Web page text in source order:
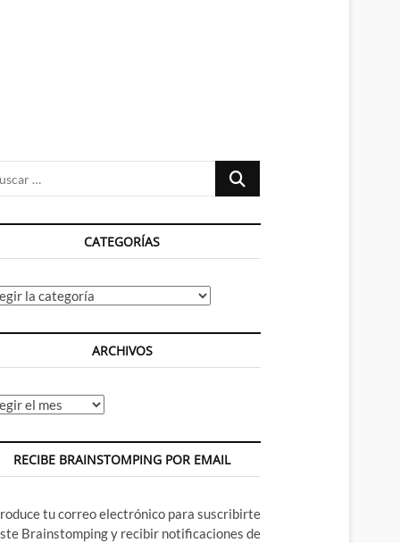
Buscar
CATEGORÍAS
ARCHIVOS
RECIBE BRAINSTOMPING POR EMAIL
tu correo electrónico para suscribirte
Brainstomping y recibir notificaciones de